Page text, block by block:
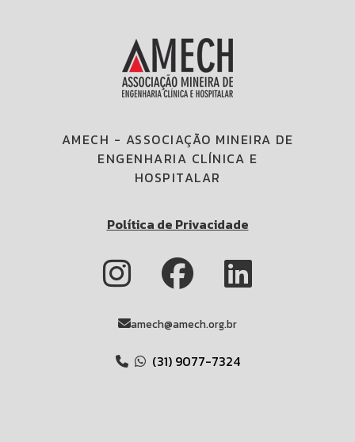
AMECH - ASSOCIAÇÃO MINEIRA DE
ENGENHARIA CLÍNICA E
HOSPITALAR
Política de Privacidade
amech@amech.org.br
(31) 9077-7324